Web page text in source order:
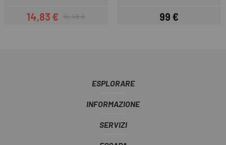
Prezzo
14,83 €Prezzo base
16,48 €
Prezzo
99 €
ESPLORARE
INFORMAZIONE
SERVIZI